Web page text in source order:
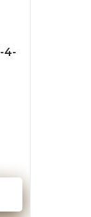
4-